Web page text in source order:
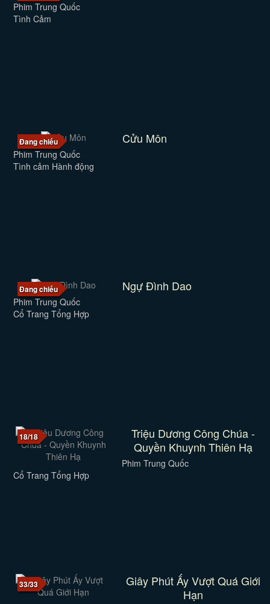
Phim Trung Quốc
Tình Cảm
Đang chiếu Cửu Môn
Phim Trung Quốc
Tình cảm Hành động
Đang chiếu Ngự Đình Dao
Phim Trung Quốc
Cổ Trang Tổng Hợp
18/18
Triệu Dương Công Chúa -
Quyền Khuynh Thiên Hạ
Phim Trung Quốc
Cổ Trang Tổng Hợp
33/33
Giây Phút Ấy Vượt Quá Giới
Hạn